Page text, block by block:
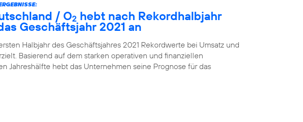
/ O2 hebt nach Rekordhalbjahr
Geschäftsjahr 2021 an
Halbjahr des Geschäftsjahres 2021 Rekordwerte bei Umsatz und
Basierend auf dem starken operativen und finanziellen
Jahreshälfte hebt das Unternehmen seine Prognose für das